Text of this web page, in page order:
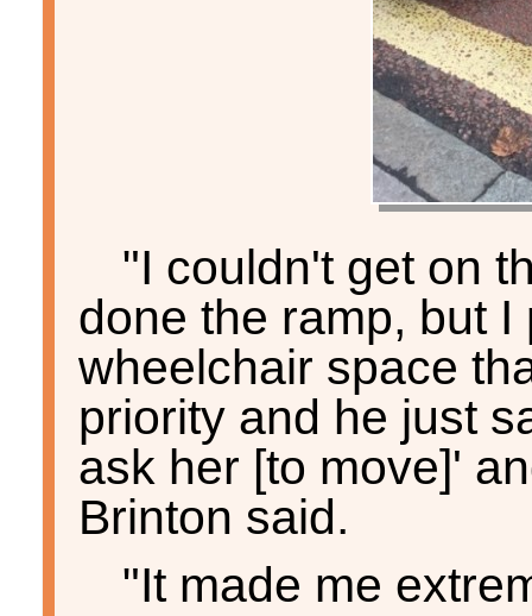
"I couldn't get on
done the ramp, but
wheelchair space
priority and he just
ask her [to move]'
Brinton said.
"It made me